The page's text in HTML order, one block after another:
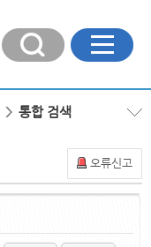
통합 검색
오류신고